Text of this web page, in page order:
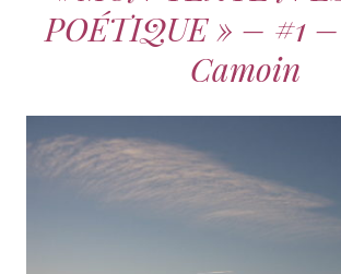
POÉTIQUE » – #1
Camoin